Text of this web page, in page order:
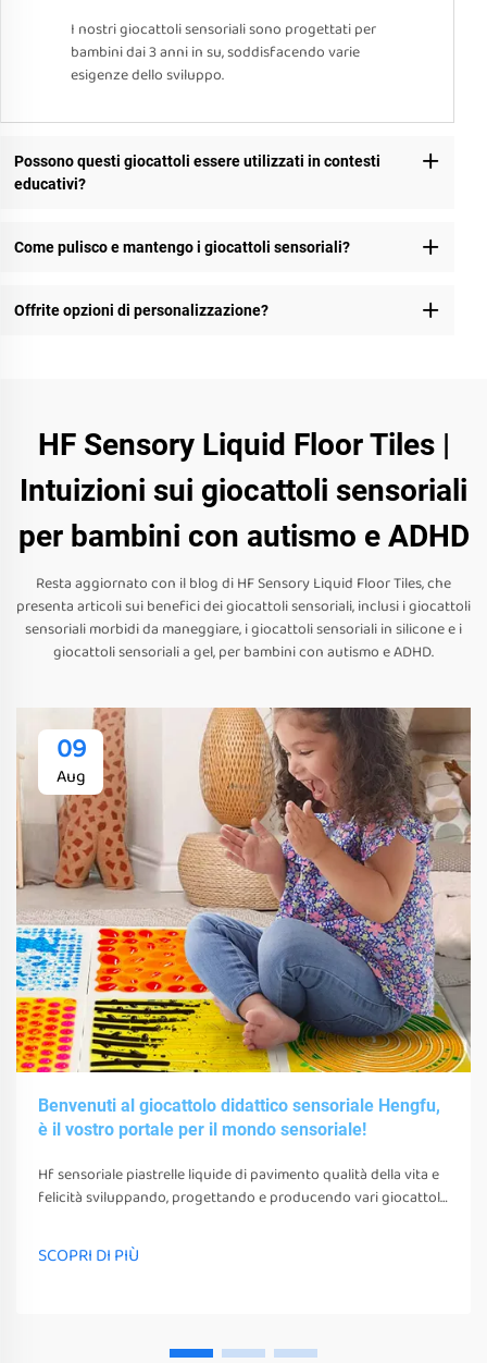
I nostri giocattoli sensoriali sono progettati per
bambini dai 3 anni in su, soddisfacendo varie
esigenze dello sviluppo.
Possono questi giocattoli essere utilizzati in contesti
educativi?
Come pulisco e mantengo i giocattoli sensoriali?
Offrite opzioni di personalizzazione?
HF Sensory Liquid Floor Tiles |
Intuizioni sui giocattoli sensoriali
per bambini con autismo e ADHD
Resta aggiornato con il blog di HF Sensory Liquid Floor Tiles, che
presenta articoli sui benefici dei giocattoli sensoriali, inclusi i giocattoli
sensoriali morbidi da maneggiare, i giocattoli sensoriali in silicone e i
giocattoli sensoriali a gel, per bambini con autismo e ADHD.
09
Aug
Benvenuti al giocattolo didattico sensoriale Hengfu,
è il vostro portale per il mondo sensoriale!
Hf sensoriale piastrelle liquide di pavimento qualità della vita e
felicità sviluppando, progettando e producendo vari giocattoli
e attrezzature non possono solo stimolare i loro sensi
SCOPRI DI PIÙ